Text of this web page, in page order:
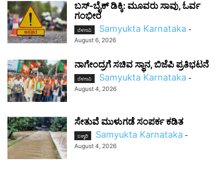
ಬಸ್-ಬೈಕ್ ಡಿಕ್ಕಿ: ಮೂವರು ಸಾವು, ಓರ್ವ
ಗಂಭೀರ
ಬೆಳಗಾವಿ Samyukta Karnataka -
August 6, 2026
ನಾಗೇಂದ್ರಗೆ ಸಚಿವ ಸ್ಥಾನ, ಬಿಜೆಪಿ ಪ್ರತಿಭಟನೆ
ಬೆಳಗಾವಿ Samyukta Karnataka -
August 4, 2026
ಸೇತುವೆ ಮುಳುಗಡೆ ಸಂಪರ್ಕ ಕಡಿತ
ಬಳ್ಳಾರಿ Samyukta Karnataka -
August 4, 2026